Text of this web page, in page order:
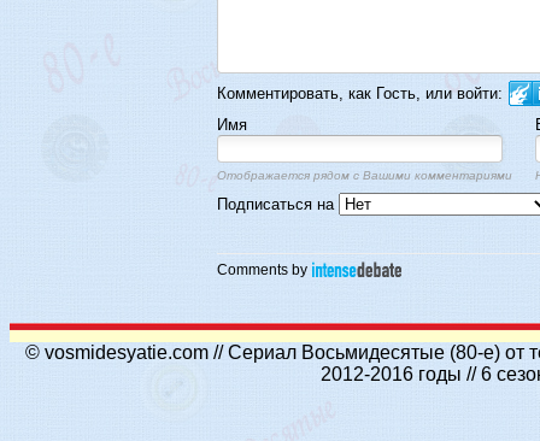
Комментировать, как Гость, или войти:
Имя
Отображается рядом с Вашими комментариями
Подписаться на
Comments by
© vosmidesyatie.com // Сериал Восьмидесятые (80-е)
2012-2016 годы // 6